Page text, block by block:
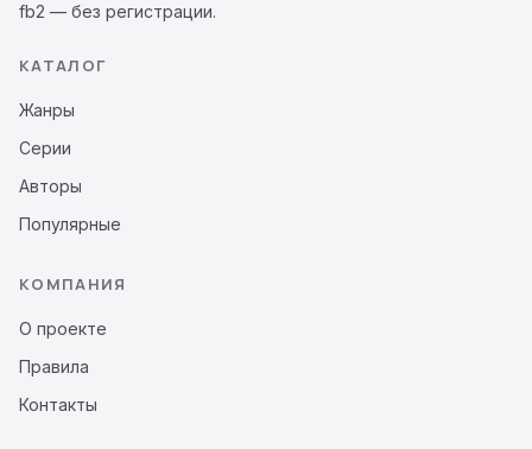
fb2 — без регистрации.
КАТАЛОГ
Жанры
Серии
Авторы
Популярные
КОМПАНИЯ
О проекте
Правила
Контакты